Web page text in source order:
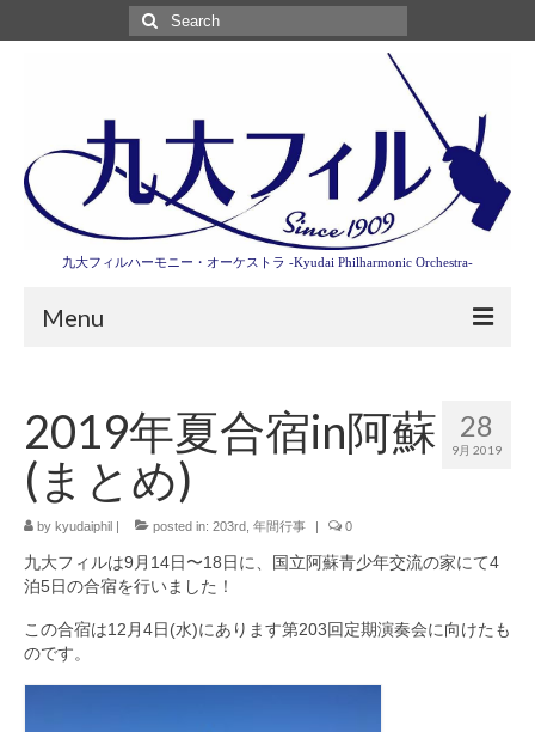
Search
for:
九大フィルハーモニー・オーケストラ -Kyudai Philharmonic Orchestra-
Menu
演奏会情報
卒業記念演奏会2027
九大フィルとは
九大フィルの歴史
ご寄付のお願い
28
9月 2019
2019年夏合宿in阿蘇
(まとめ)
by kyudaiphil posted in: 203rd 年間行事 0
九大フィルは9月14日〜18日に、国立阿蘇青少年交流の家にて4
泊5日の合宿を行いました！
この合宿は12月4日(水)にあります第203回定期演奏会に向けたも
のです。